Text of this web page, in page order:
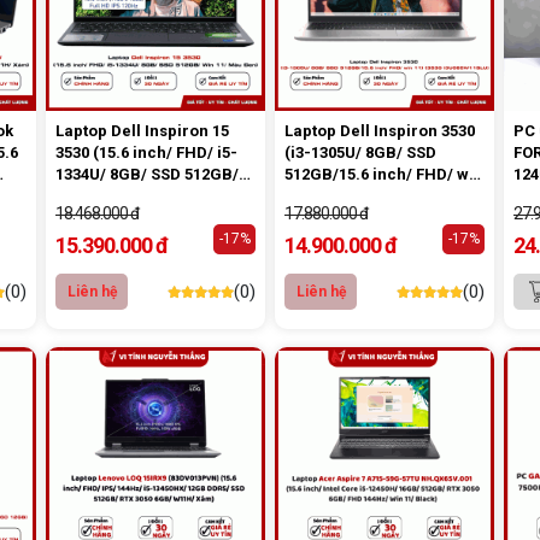
(0)
Laptop Dell Inspiron 15
3530 (15.6 inch/ FHD/ i5-
1334U/ 8GB/ SSD 512GB/
18.468.000 đ
15.390.000 đ -17%
Liên hệ (0)
Laptop Dell Inspiron 3530
(i3-1305U/ 8GB/ SSD
512GB/15.6 inch/ FHD/ win
17.880.000 đ
14.900.000 đ -17%
Liên hệ (0)
PC